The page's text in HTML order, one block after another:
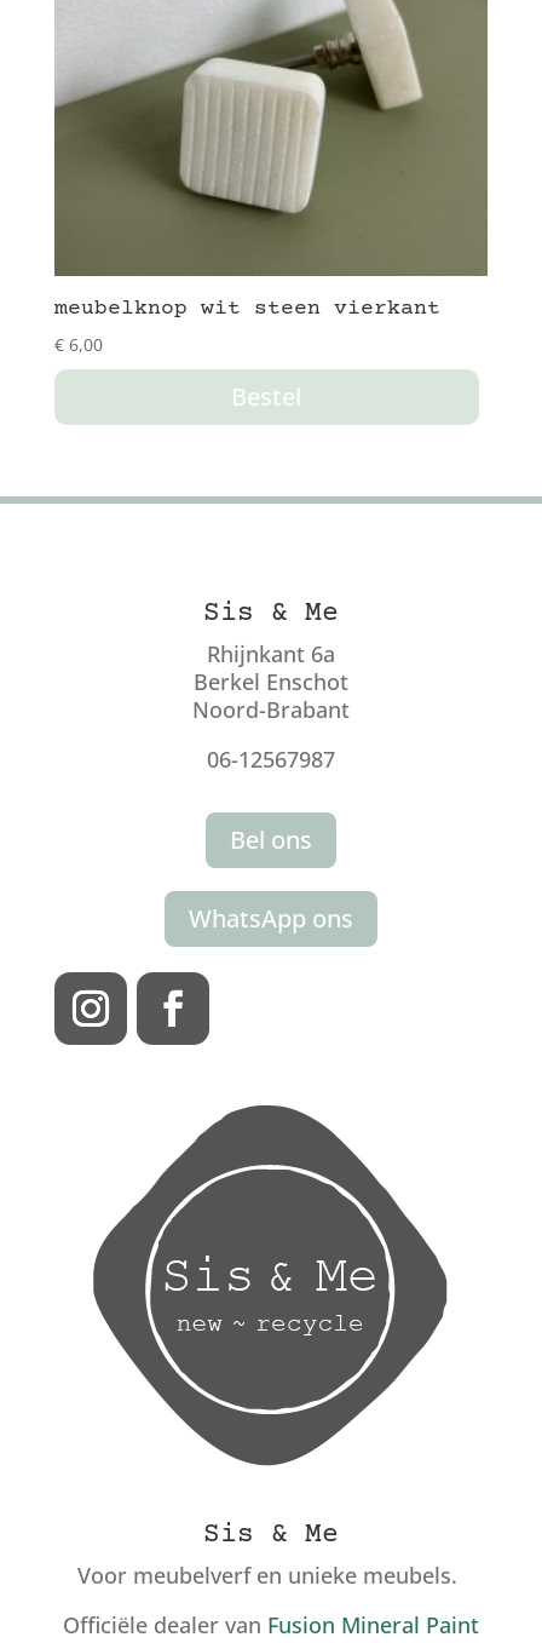
meubelknop wit steen vierkant
€6,00
Bestel
Sis & Me
Rhijnkant 6a
Berkel Enschot
Noord-Brabant
06-12567987
Bel ons
WhatsApp ons
Sis & Me
Voor meubelverf en unieke meubels.
Officiële dealer van Fusion Mineral Paint